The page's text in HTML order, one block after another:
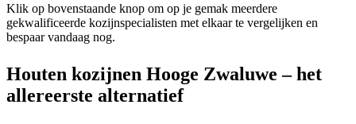
Klik op bovenstaande knop om op je gemak meerdere
gekwalificeerde kozijnspecialisten met elkaar te vergelijken en
bespaar vandaag nog.
Houten kozijnen Hooge Zwaluwe – het
allereerste alternatief